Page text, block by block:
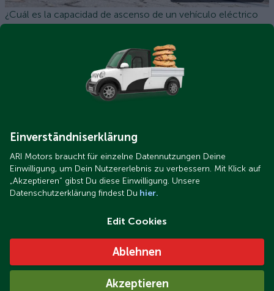
¿Cuál es la capacidad de ascenso de un vehículo eléctrico
ARI_252_Kundenreferenz.jpeg
ARI 252 de Erwin W. (68) en Potsdam
Einverständniserklärung
ARI Motors braucht für einzelne Datennutzungen Deine
Einwilligung, um Dein Nutzererlebnis zu verbessern. Mit Klick auf
„Akzeptieren“ gibst Du diese Einwilligung. Unsere
Datenschutzerklärung findest Du hier.
Edit Cookies
Ablehnen
Akzeptieren